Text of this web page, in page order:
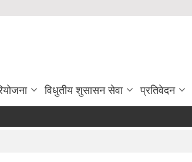
विधुतीय शुसासन सेवा प्रतिवेदन